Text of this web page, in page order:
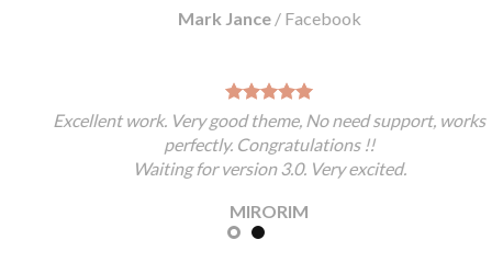
Mark Jance/Facebook
Excellent work. Very good theme, No need support, works
perfectly. Congratulations !!
Waiting for version 3.0. Very excited.
MIRORIM